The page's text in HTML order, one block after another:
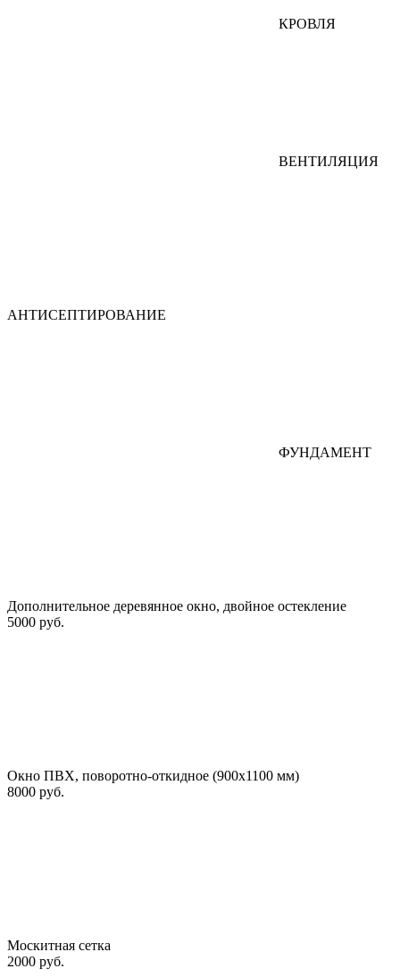
КРОВЛЯ
ВЕНТИЛЯЦИЯ
АНТИСЕПТИРОВАНИЕ
ФУНДАМЕНТ
Дополнительное деревянное окно, двойное остекление
5000 руб.
Окно ПВХ, поворотно-откидное (900х1100 мм)
8000 руб.
Москитная сетка
2000 руб.